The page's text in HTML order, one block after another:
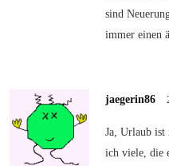
sind
immer einen
jaegerin86
Ja, Urlaub ist
ich viele, die